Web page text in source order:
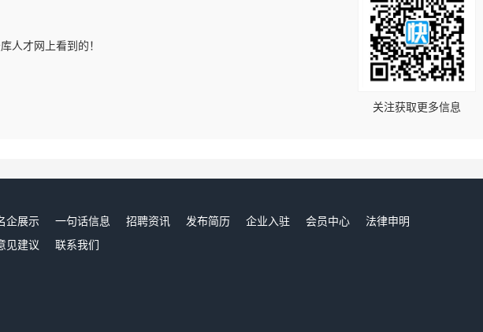
人才网上看到的！
关注获取更多信息
企展示 一句话信息 招聘资讯 发布简历 企业入驻 会员中心
法律申明
见建议 联系我们